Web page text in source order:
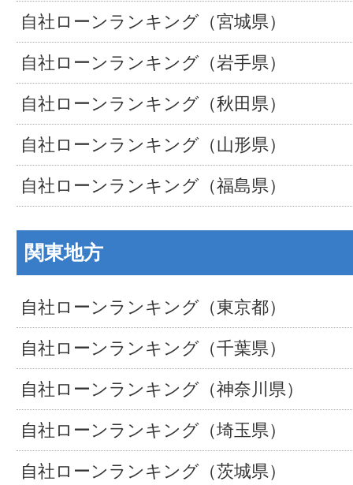
自社ローンランキング（宮城県）
自社ローンランキング（岩手県）
自社ローンランキング（秋田県）
自社ローンランキング（山形県）
自社ローンランキング（福島県）
関東地方
自社ローンランキング（東京都）
自社ローンランキング（千葉県）
自社ローンランキング（神奈川県）
自社ローンランキング（埼玉県）
自社ローンランキング（茨城県）